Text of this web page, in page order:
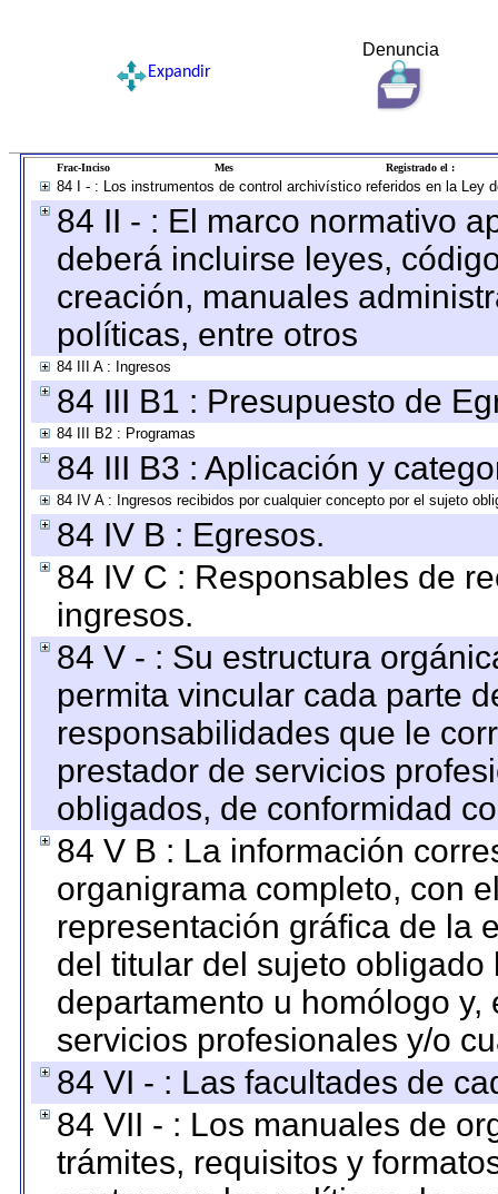
Denuncia
Expandir
Frac-Inciso Mes Registrado el :
84 I - : Los instrumentos de control archivístico referidos en la Ley
84 II - : El marco normativo
deberá incluirse leyes,
creación, manuales
políticas, entre otros
84 III A : Ingresos
84 III B1 : Presupuesto de
84 III B2 : Programas
84 III B3 : Aplicación y
84 IV A : Ingresos recibidos por cualquier concepto por el sujeto
84 IV B : Egresos.
84 IV C : Responsables de
ingresos.
84 V - : Su estructura
permita vincular cada parte
responsabilidades que le
prestador de servicios
obligados, de conformidad
84 V B : La información
organigrama completo, con
representación gráfica de la
del titular del sujeto
departamento u homólogo
servicios profesionales y/o
84 VI - : Las facultades de
84 VII - : Los manuales de
trámites, requisitos y